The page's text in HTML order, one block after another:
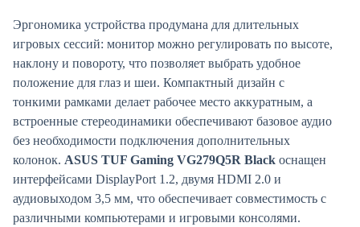
Эргономика устройства продумана для длительных
игровых сессий: монитор можно регулировать по высоте,
наклону и повороту, что позволяет выбрать удобное
положение для глаз и шеи. Компактный дизайн с
тонкими рамками делает рабочее место аккуратным, а
встроенные стереодинамики обеспечивают базовое аудио
без необходимости подключения дополнительных
колонок. ASUS TUF Gaming VG279Q5R Black оснащен
интерфейсами DisplayPort 1.2, двумя HDMI 2.0 и
аудиовыходом 3,5 мм, что обеспечивает совместимость с
различными компьютерами и игровыми консолями.